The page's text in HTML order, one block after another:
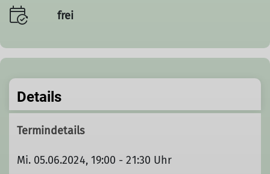
frei
Details
Termindetails
Mi. 05.06.2024, 19:00 - 21:30 Uhr